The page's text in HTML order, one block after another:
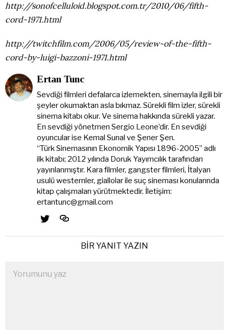
http://sonofcelluloid.blogspot.com.tr/2010/06/fifth-
cord-1971.html
http://twitchfilm.com/2006/05/review-of-the-fifth-
cord-by-luigi-bazzoni-1971.html
Ertan Tunc
Sevdiği filmleri defalarca izlemekten, sinemayla ilgili bir
şeyler okumaktan asla bıkmaz. Sürekli film izler, sürekli
sinema kitabı okur. Ve sinema hakkında sürekli yazar.
En sevdiği yönetmen Sergio Leone’dir. En sevdiği
oyuncular ise Kemal Sunal ve Şener Şen.
“Türk Sinemasının Ekonomik Yapısı 1896-2005” adlı
ilk kitabı; 2012 yılında Doruk Yayımcılık tarafından
yayınlanmıştır. Kara filmler, gangster filmleri, İtalyan
usulü westernler, giallolar ile suç sineması konularında
kitap çalışmaları yürütmektedir. İletişim:
ertantunc@gmail.com
BIR YANIT YAZIN